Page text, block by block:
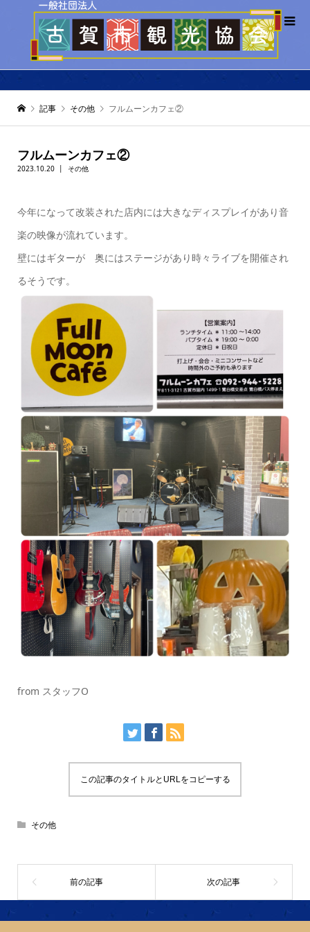
記事 その他 フルムーンカフェ②
フルムーンカフェ②
2023.10.20 その他
今年になって改装された店内には大きなディスプレイがあり音
楽の映像が流れています。
壁にはギターが 奥にはステージがあり時々ライブを開催され
るそうです。
from スタッフO
この記事のタイトルとURLをコピーする
その他